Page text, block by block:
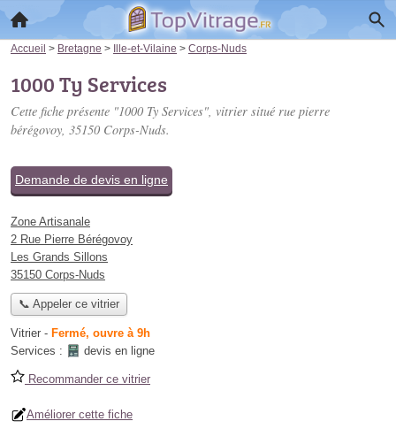
Accueil > Bretagne > Ille-et-Vilaine > Corps-Nuds
1000 Ty Services
Cette fiche présente "1000 Ty Services", vitrier situé rue pierre
bérégovoy, 35150 Corps-Nuds.
Demande de devis en ligne
Zone Artisanale
2 Rue Pierre Bérégovoy
Les Grands Sillons
35150 Corps-Nuds
📞 Appeler ce vitrier
Vitrier - Fermé, ouvre à 9h
Services :
devis en ligne
Recommander ce vitrier
Améliorer cette fiche